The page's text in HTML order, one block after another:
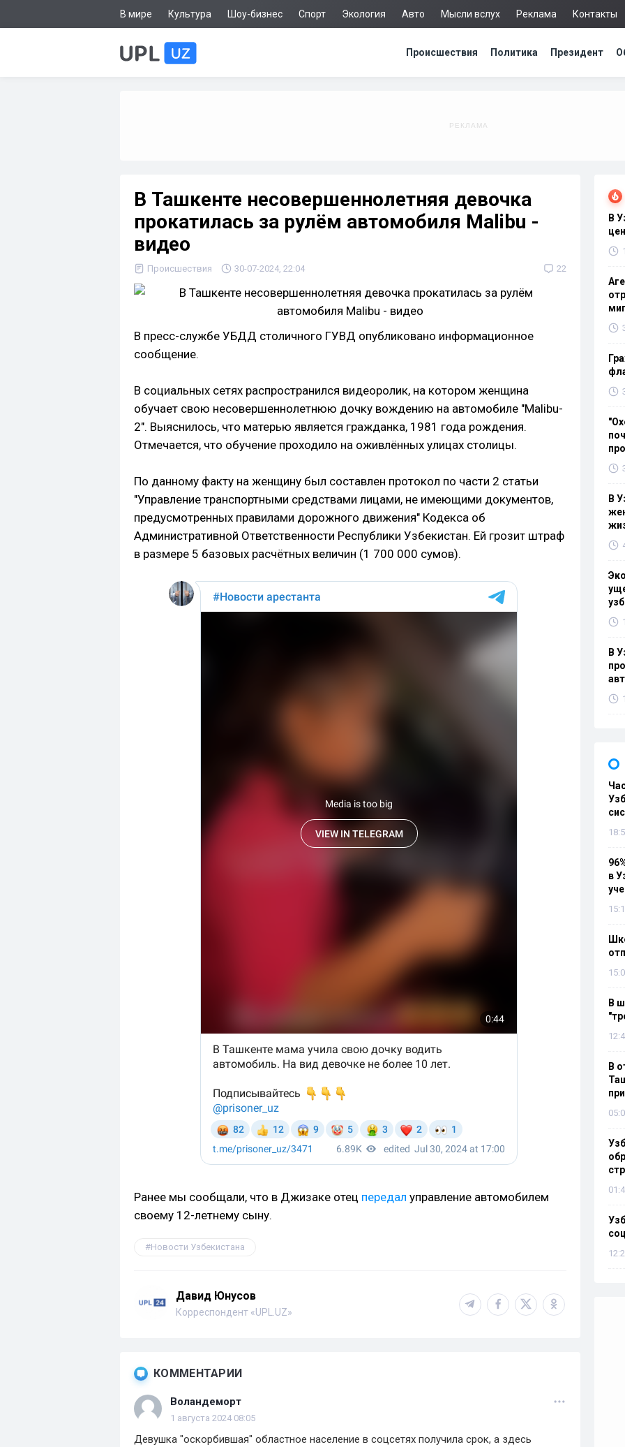
В мире Культура Шоу-бизнес Спорт Экология Авто Мысли вслух Реклама Контакты
Происшествия Политика Президент
В Ташкенте несовершеннолетняя девочка
прокатилась за рулём автомобиля Malibu -
видео
Происшествия 30-07-2024, 22:04 22
В пресс-службе УБДД столичного ГУВД опубликовано информационное
сообщение.
В социальных сетях распространился видеоролик, на котором женщина
обучает свою несовершеннолетнюю дочку вождению на автомобиле "Malibu-
2". Выяснилось, что матерью является гражданка, 1981 года рождения.
Отмечается, что обучение проходило на оживлённых улицах столицы.
По данному факту на женщину был составлен протокол по части 2 статьи
"Управление транспортными средствами лицами, не имеющими документов,
предусмотренных правилами дорожного движения" Кодекса об
Административной Ответственности Республики Узбекистан. Ей грозит штраф
в размере 5 базовых расчётных величин (1 700 000 сумов).
Ранее мы сообщали, что в Джизаке отец передал управление автомобилем
своему 12-летнему сыну.
Новости Узбекистана
Давид Юнусов
Корреспондент «UPL.UZ»
КОММЕНТАРИИ
Воландеморт
1 августа 2024 08:05
Девушка "оскорбившая" областное население в соцсетях получила срок, а здесь
В
В
В
в
В
В